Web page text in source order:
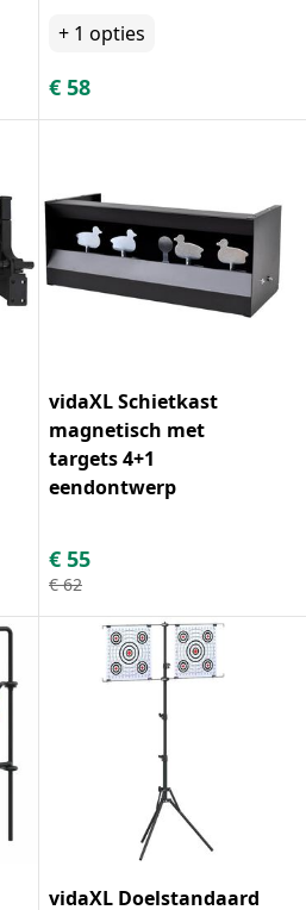
+ 1 opties
€ 58
vidaXL Schietkast
magnetisch met
targets 4+1
eendontwerp
€ 55
€ 62
vidaXL Doelstandaard